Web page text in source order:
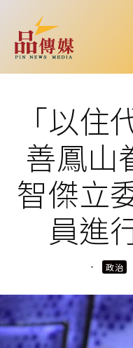
「以住
善鳳山
智傑立
員進
· 政治